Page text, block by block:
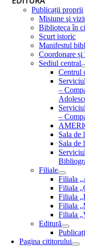
Publicații proprii
Misiune şi
Biblioteca în
Scurt istoric
Manifestul
Coordonare și
Sediul central
Centrul
–
–
Sala de
Sala de
Filiale
Filiala
Filiala
Filiala
Filiala
Filiala
Editură
Pagina cititorului